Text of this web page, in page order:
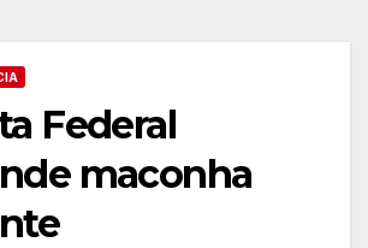
Federal
maconha